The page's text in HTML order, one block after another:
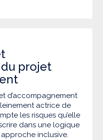
projet
d’accompagnement
actrice de
les risques qu’elle
dans une logique
inclusive.